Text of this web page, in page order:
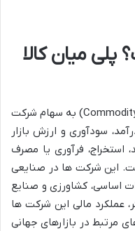
میان کالا
سهام کامودیتی محور (Commodity-driven Stocks) به سهام شرکت
سودآوری و ارزش بازار
استخراج، فرآوری یا مصرف
این شرکت ها در صنایعی
اساسی، کشاورزی و صنایع
عملکرد مالی این شرکت ها
مرتبط در بازارهای جهانی